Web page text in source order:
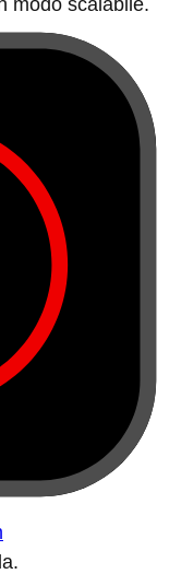
modo scalabile.